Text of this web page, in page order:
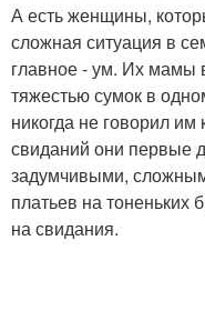
А есть женщины,
сложная ситуация в
главное - ум. Их мамы
тяжестью сумок в
никогда не говорил
свиданий они первые
задумчивыми,
платьев на тоненьких
на свидания.